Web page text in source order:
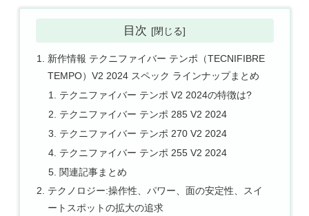
目次
新作情報 テクニファイバー テンポ（TECNIFIBRE
TEMPO）V2 2024 スペック ラインナップまとめ
テクニファイバー テンポ V2 2024の特徴は?
テクニファイバー テンポ 285 V2 2024
テクニファイバー テンポ 270 V2 2024
テクニファイバー テンポ 255 V2 2024
関連記事まとめ
テクノロジー:操作性、パワー、面の安定性、スイ
ートスポットの拡大の追求